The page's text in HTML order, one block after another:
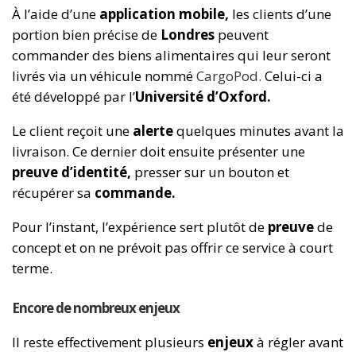
À l’aide d’une application mobile, les clients d’une
portion bien précise de Londres peuvent
commander des biens alimentaires qui leur seront
livrés via un véhicule nomméCargoPod. Celui-ci a
été développé par l’Université d’Oxford.
Le client reçoit une alertequelques minutes avant la
livraison. Ce dernier doit ensuite présenter une
preuve d’identité, presser sur un bouton et
récupérer sa commande.
Pour l’instant, l’expérience sert plutôt de preuvede
concept et on ne prévoit pas offrir ce service à court
terme.
Encore de nombreux enjeux
Il reste effectivement plusieurs enjeuxà régler avant